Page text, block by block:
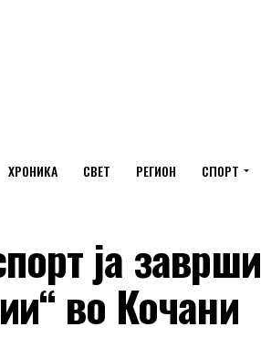
ХРОНИКА СВЕТ РЕГИОН СПОРТ
ја заврши
во Кочани